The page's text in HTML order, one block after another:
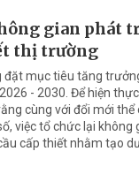
gian phát
thị trường
đặt mục tiêu tăng
- 2030. Để hiện
cùng với đổi mới thể
việc tổ chức lại không
cấp thiết nhằm tạo